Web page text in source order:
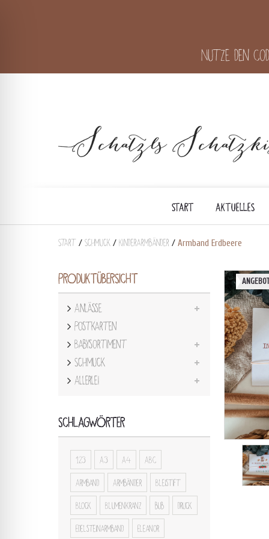
Nutze den
START AKTUELLES
Start / Schmuck / Kinderarmbänder / Armband Erdbeere
PRODUKTÜBERSICHT
Anlässe
Postkarten
Babysortiment
Schmuck
Allerlei
SCHLAGWÖRTER
123 A3 A4 ABC
Armband Armbänder Bleistift
Block Blumenkranz bub druck
Edelsteinarmband Eleanor